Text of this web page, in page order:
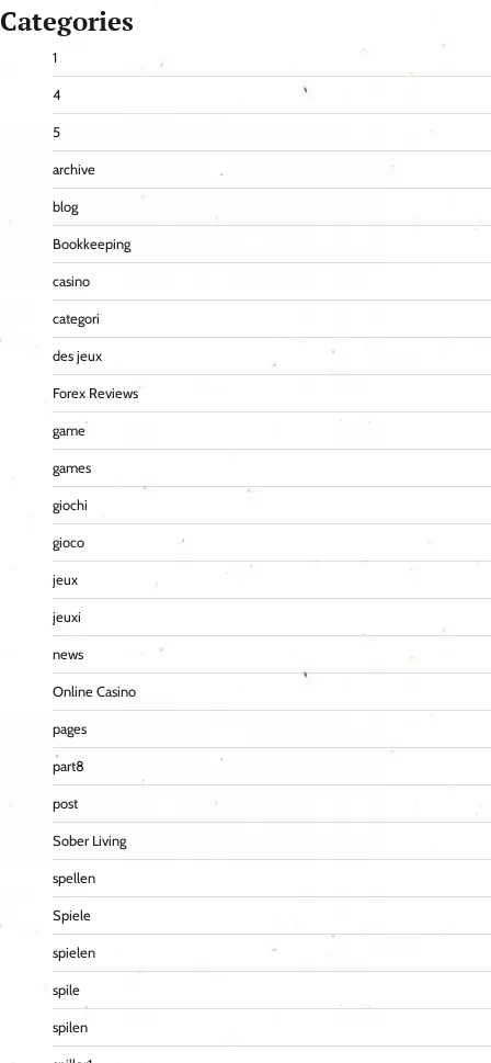
Categories
1
4
5
archive
blog
Bookkeeping
casino
categori
des jeux
Forex Reviews
game
games
giochi
gioco
jeux
jeuxi
news
Online Casino
pages
part8
post
Sober Living
spellen
Spiele
spielen
spile
spilen